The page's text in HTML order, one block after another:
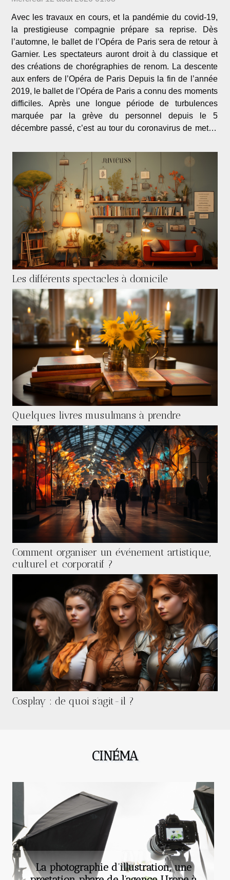
Avec les travaux en cours, et la pandémie du covid-19,
la prestigieuse compagnie prépare sa reprise. Dès
l’automne, le ballet de l’Opéra de Paris sera de retour à
Garnier. Les spectateurs auront droit à du classique et
des créations de chorégraphies de renom. La descente
aux enfers de l’Opéra de Paris Depuis la fin de l’année
2019, le ballet de l’Opéra de Paris a connu des moments
difficiles. Après une longue période de turbulences
marquée par la grève du personnel depuis le 5
décembre passé, c’est au tour du coronavirus de mettre
de...
Les différents spectacles à domicile
Quelques livres musulmans à prendre
Comment organiser un événement artistique,
culturel et corporatif ?
Cosplay : de quoi s’agit-il ?
CINÉMA
La photographie d’illustration, une